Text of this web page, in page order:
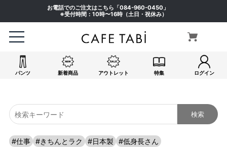
お電話でのご注文はこちら「084-960-0450 」
※受付時間：10時〜16時（土日・祝休み）
パンツ 新着商品 アウトレット 特集 ログイン
#仕事 #きちんとラク #日本製
#低身長さん